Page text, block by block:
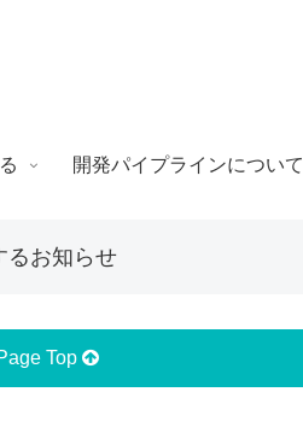
開発パイプラインについて
るお知らせ
Top